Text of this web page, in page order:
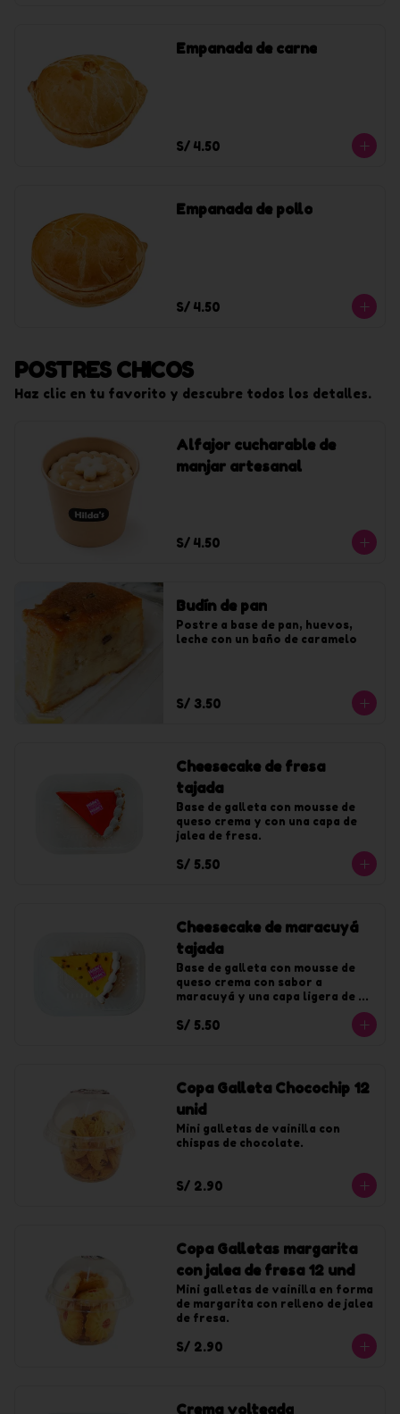
Empanada de carne
S/ 4.50
Empanada de pollo
S/ 4.50
POSTRES CHICOS
Haz clic en tu favorito y descubre todos los detalles.
Alfajor cucharable de
manjar artesanal
S/ 4.50
Budín de pan
Postre a base de pan, huevos,
leche con un baño de caramelo
S/ 3.50
Cheesecake de fresa
tajada
Base de galleta con mousse de
queso crema y con una capa de
jalea de fresa.
S/ 5.50
Cheesecake de maracuyá
tajada
Base de galleta con mousse de
queso crema con sabor a
maracuyá y una capa ligera de
S/ 5.50
Copa Galleta Chocochip 12
unid
Mini galletas de vainilla con
chispas de chocolate.
S/ 2.90
Copa Galletas margarita
con jalea de fresa 12 und
Mini galletas de vainilla en forma
de margarita con relleno de jalea
de fresa.
S/ 2.90
Crema volteada